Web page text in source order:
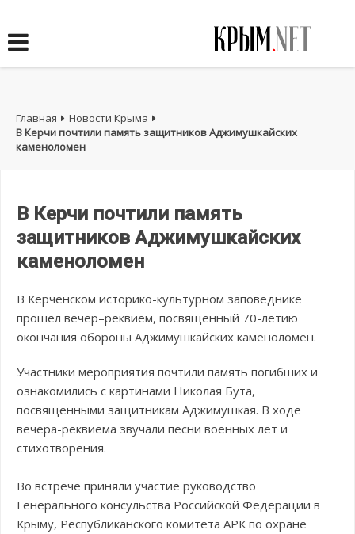
Главная
Новости Крыма
В Керчи почтили память защитников Аджимушкайских
каменоломен
В Керчи почтили память
защитников Аджимушкайских
каменоломен
В Керченском историко-культурном заповеднике
прошел вечер–реквием, посвященный 70-летию
окончания обороны Аджимушкайских каменоломен.
Участники мероприятия почтили память погибших и
ознакомились с картинами Николая Бута,
посвященными защитникам Аджимушкая. В ходе
вечера-реквиема звучали песни военных лет и
стихотворения.
Во встрече приняли участие руководство
Генерального консульства Российской Федерации в
Крыму, Республиканского комитета АРК по охране